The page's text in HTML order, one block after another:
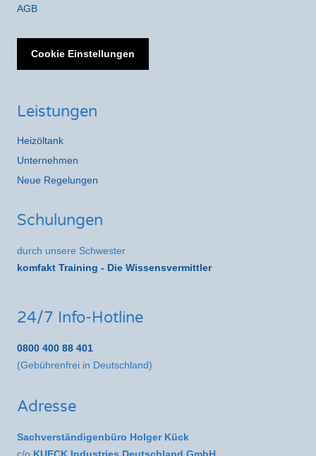
AGB
Cookie Einstellungen
Leistungen
Heizöltank
Unternehmen
Neue Regelungen
Schulungen
durch unsere Schwester
komfakt Training - Die Wissensvermittler
24/7 Info-Hotline
0800 400 88 401
(Gebührenfrei in Deutschland)
Adresse
Sachverständigenbüro Holger Kück